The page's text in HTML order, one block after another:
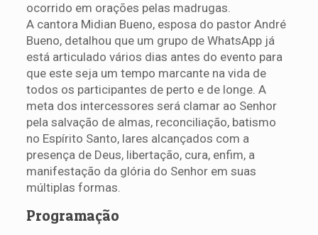
ocorrido em orações pelas madrugas.
A cantora Midian Bueno, esposa do pastor André
Bueno, detalhou que um grupo de WhatsApp já
está articulado vários dias antes do evento para
que este seja um tempo marcante na vida de
todos os participantes de perto e de longe. A
meta dos intercessores será clamar ao Senhor
pela salvação de almas, reconciliação, batismo
no Espírito Santo, lares alcançados com a
presença de Deus, libertação, cura, enfim, a
manifestação da glória do Senhor em suas
múltiplas formas.
Programação